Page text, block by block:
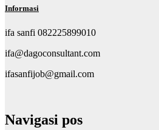
Informasi
ifa sanfi 082225899010
ifa@dagoconsultant.com
ifasanfijob@gmail.com
Navigasi pos